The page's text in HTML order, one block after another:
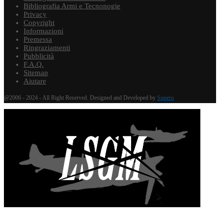
Bibliografia Armi e Tecnonogie
Privacy
Copyright
Informazioni
Premessa
Ringraziamenti
Pubblicità
F.A.Q.
Sitemap
Aiutare
@2006 - 2024 - All Right Reserved. Designed and Developed by Supero